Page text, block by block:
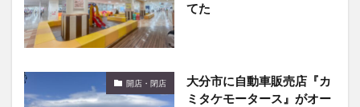
てた
開店・閉店
大分市に自動車販売店『カ
ミタケモータース』がオー